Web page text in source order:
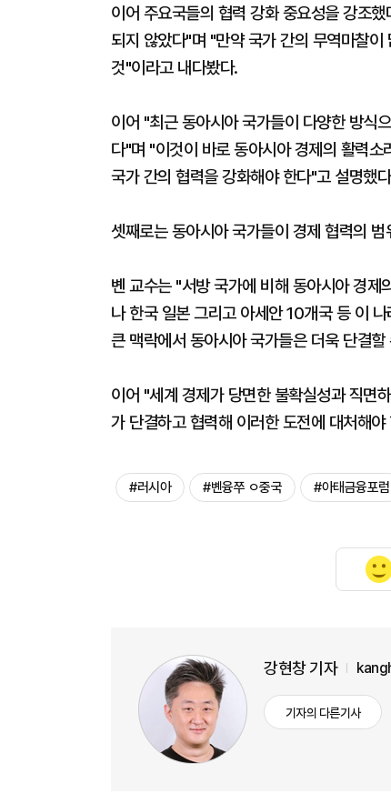
이어 주요국들의 협력 강화 중요성을 강조
되지 않았다"며 "만약 국가 간의 무역마찰
것"이라고 내다봤다.
이어 "최근 동아시아 국가들이 다양한 방식
다"며 "이것이 바로 동아시아 경제의 활력
국가 간의 협력을 강화해야 한다"고 설명했
셋째로는 동아시아 국가들이 경제 협력의
볜 교수는 "서방 국가에 비해 동아시아 경제
나 한국 일본 그리고 아세안 10개국 등 이
큰 맥락에서 동아시아 국가들은 더욱 단결
이어 "세계 경제가 당면한 불확실성과 직면
가 단결하고 협력해 이러한 도전에 대처해
#러시아 #볜융쭈 ㅇ중국 #아태금융포럼
강현창 기자
기자의 다른기사